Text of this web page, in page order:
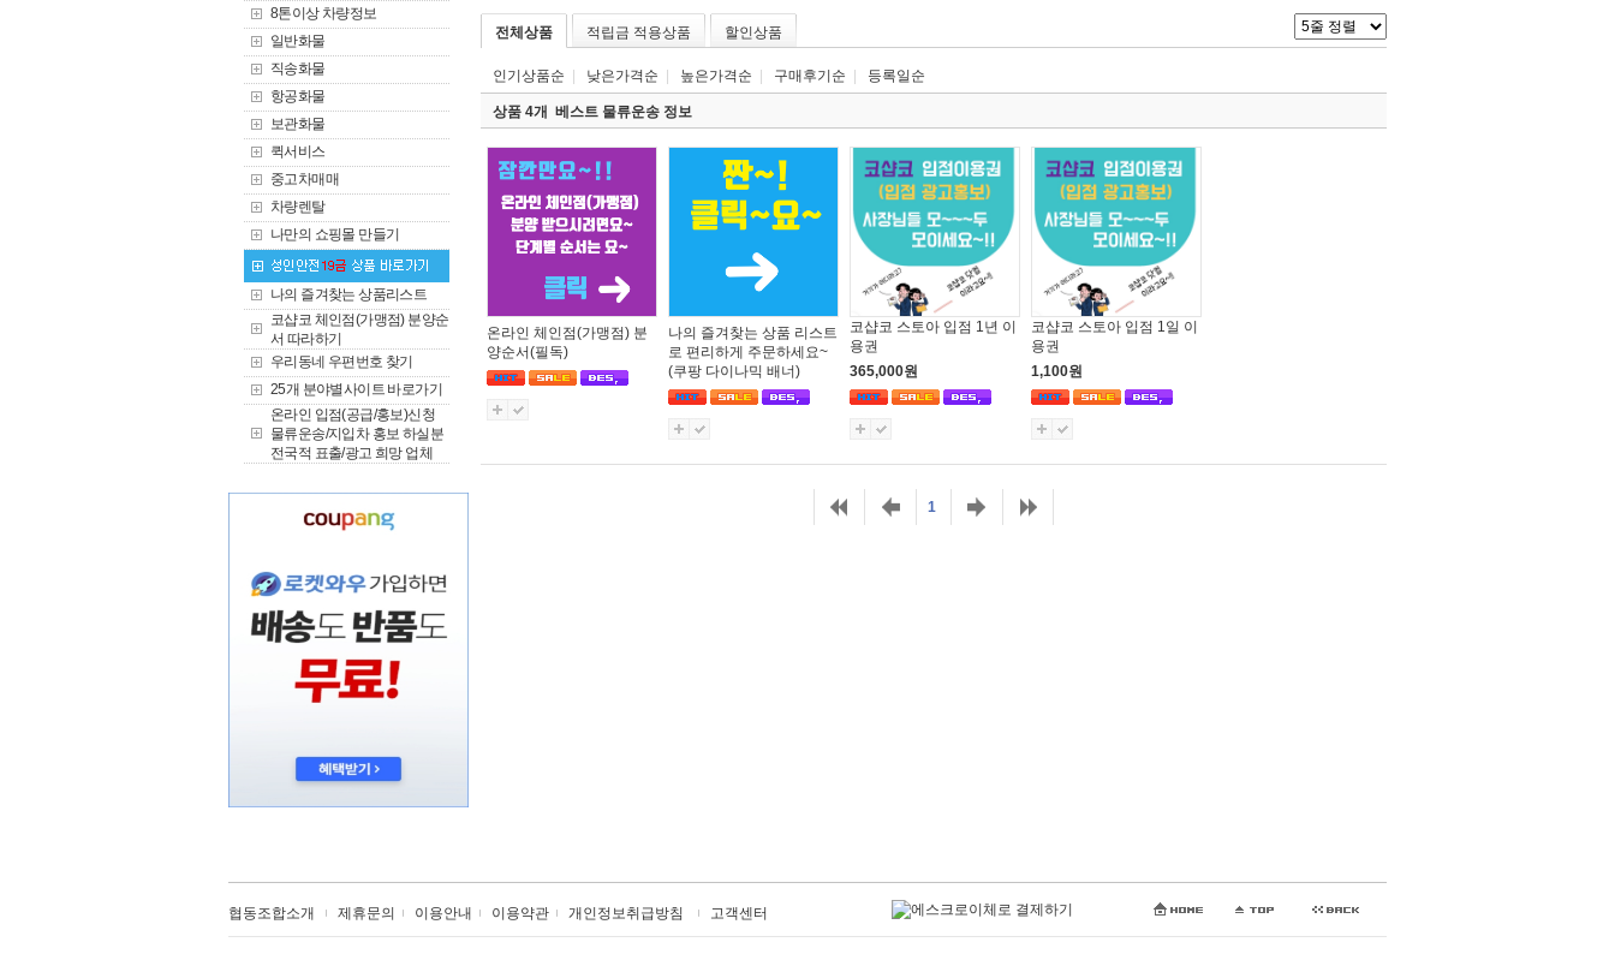
8톤이상 차량정보
일반화물
직송화물
항공화물
보관화물
퀵서비스
중고차매매
차량렌탈
나만의 쇼핑몰 만들기
나의 즐겨찾는 상품리스트
코샵코 체인점(가맹점) 분양순
서 따라하기
우리동네 우편번호 찾기
25개 분야별사이트 바로가기
온라인 입점(공급/홍보)신청
물류운송/지입차 홍보 하실분
전국적 표출/광고 희망 업체
전체상품 적립금 적용상품 할인상품
인기상품순 낮은가격순 높은가격순 구매후기순 등록일순
상품 4개 베스트 물류운송 정보
온라인 체인점(가맹점) 분
양순서(필독)
나의 즐겨찾는 상품 리스트
로 편리하게 주문하세요~
(쿠팡 다이나믹 배너)
코샵코 스토아 입점 1년 이
용권
365,000원
코샵코 스토아 입점 1일 이
용권
1,100원
1
협동조합소개 제휴문의 이용안내 이용약관 개인정보취급방침 고객센터